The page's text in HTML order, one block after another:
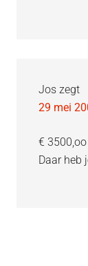
Jos zegt
29 mei
€ 3500,oo
Daar heb